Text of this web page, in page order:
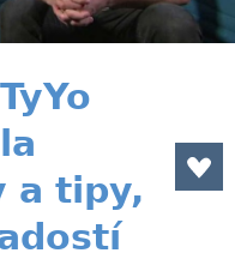
a tipy,